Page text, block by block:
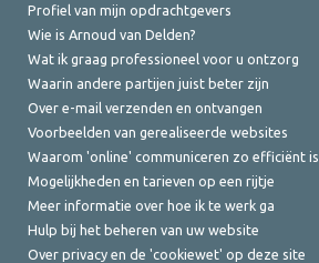
Profiel van mijn opdrachtgevers
Wie is Arnoud van Delden?
Wat ik graag professioneel voor u ontzorg
Waarin andere partijen juist beter zijn
Over e-mail verzenden en ontvangen
Voorbeelden van gerealiseerde websites
Waarom 'online' communiceren zo efficiënt is
Mogelijkheden en tarieven op een rijtje
Meer informatie over hoe ik te werk ga
Hulp bij het beheren van uw website
Over privacy en de 'cookiewet' op deze site